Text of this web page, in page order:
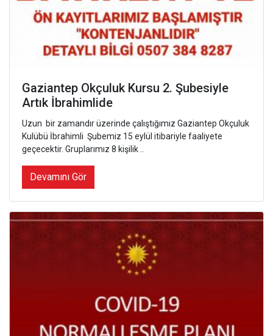
Gaziantep Okçuluk Kursu 2. Şubesiyle
Artık İbrahimlide
Uzun bir zamandır üzerinde çalıştığımız Gaziantep Okçuluk
Kulübü İbrahimli Şubemiz 15 eylül itibariyle faaliyete
geçecektir. Gruplarımız 8 kişilik ..
Devamını Gör